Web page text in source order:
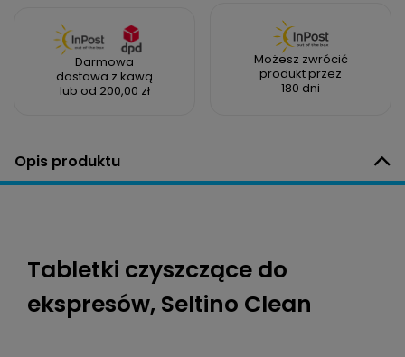
Darmowa
dostawa z kawą
lub od 200,00 zł
Możesz zwrócić
produkt przez
180 dni
Opis produktu
Tabletki czyszczące do
ekspresów, Seltino Clean